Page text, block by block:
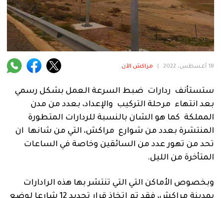
المرأة
فنية
منوعة
18 أغسطس، 2022 مراكش الآن
ستستأنف ردارات ضبط السرعة العمل بشكل رسمي
بعد انتهاء مرحلة التركيب والإعداد، بعدد من مدن
المملكة كما هو الشان بالنسبة للردارات المتطورة
المنتشرة بعدد من شوارع مراكش، التي من شانها ان
تحد من تهور عدد من السائقين وخاصة في الساعات
المتأخرة من الليل.
وبخصوص الأماكن التي التي تنتشر بها هذه الرادارات